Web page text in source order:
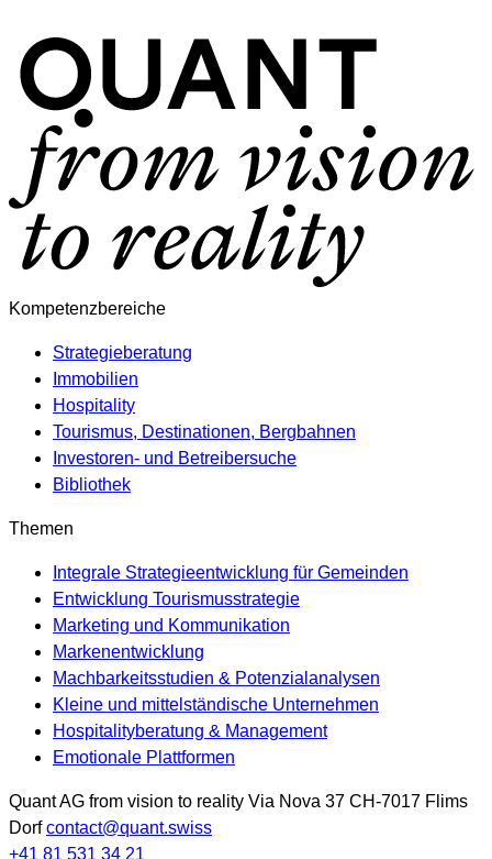
Kompetenzbereiche
Strategieberatung
Immobilien
Hospitality
Tourismus, Destinationen, Bergbahnen
Investoren- und Betreibersuche
Bibliothek
Themen
Integrale Strategieentwicklung für Gemeinden
Entwicklung Tourismusstrategie
Marketing und Kommunikation
Markenentwicklung
Machbarkeitsstudien & Potenzialanalysen
Kleine und mittelständische Unternehmen
Hospitalityberatung & Management
Emotionale Plattformen
Quant AG from vision to reality Via Nova 37 CH-7017 Flims
Dorf contact@quant.swiss
+41 81 531 34 21